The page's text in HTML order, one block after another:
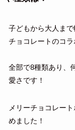
子どもから大人ま
チョコレートのコラ
全部で8種類あり、
愛さです！
メリーチョコレー
めました！